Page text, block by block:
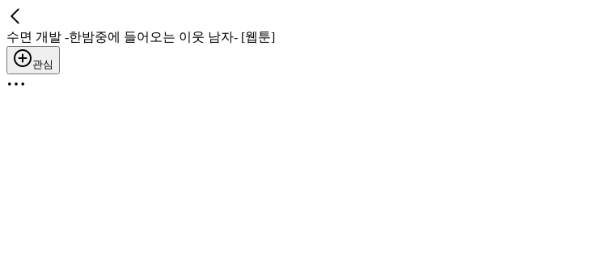
수면 개발 -한밤중에 들어오는 이웃 남자- [웹툰]
관심